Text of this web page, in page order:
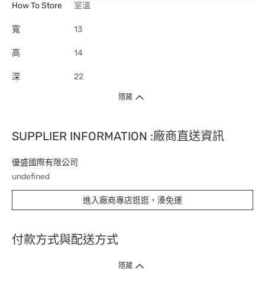
How To Store
室溫
寬 13
高 14
深 22
隱藏
SUPPLIER INFORMATION :廠商直送資訊
優盛國際有限公司
undefined
進入廠商專店逛逛，湊免運
付款方式與配送方式
隱藏